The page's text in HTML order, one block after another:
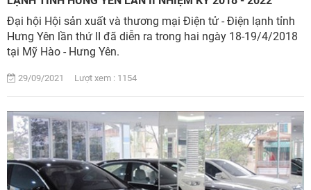
Đại hội Hội sản xuất và thương mại Điện tử - Điện lạnh tỉnh
Hưng Yên lần thứ II đã diễn ra trong hai ngày 18-19/4/2018
tại Mỹ Hào - Hưng Yên.
29/09/2021 Lượt xem : 1154